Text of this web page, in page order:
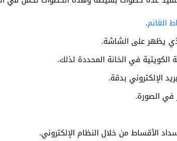
الغانم.
يظهر على الشاشة.
الكويتية في الخانة المحددة لذلك.
الإلكتروني بدقة.
في الصورة.
الأقساط من خلال النظام الإلكتروني.